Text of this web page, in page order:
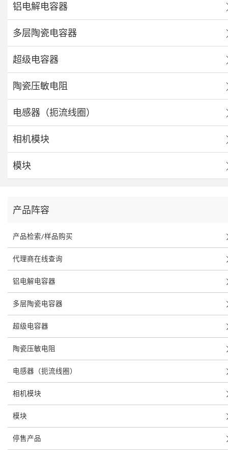
铝电解电容器
多层陶瓷电容器
超级电容器
陶瓷压敏电阻
电感器（扼流线圈）
相机模块
模块
产品阵容
产品检索/样品购买
代理商在线查询
铝电解电容器
多层陶瓷电容器
超级电容器
陶瓷压敏电阻
电感器（扼流线圈）
相机模块
模块
停售产品